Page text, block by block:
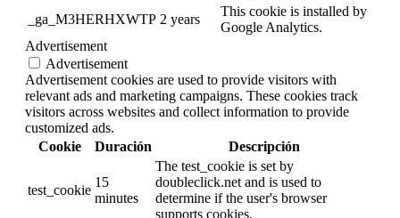
_ga_M3HERHXWTP 2 years
This cookie is installed by
Google Analytics.
Advertisement
Advertisement
Advertisement cookies are used to provide visitors with
relevant ads and marketing campaigns. These cookies track
visitors across websites and collect information to provide
customized ads.
Cookie
Duración Descripción
test_cookie
15
minutes
The test_cookie is set by
doubleclick.net and is used to
determine if the user's browser
supports cookies.